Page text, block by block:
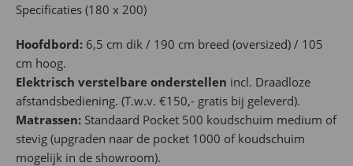
Specificaties (180 x 200)
Hoofdbord: 6,5 cm dik / 190 cm breed (oversized) / 105
cm hoog.
Elektrisch verstelbare onderstellen incl. Draadloze
afstandsbediening. (T.w.v. €150,- gratis bij geleverd).
Matrassen: Standaard Pocket 500 koudschuim medium of
stevig (upgraden naar de pocket 1000 of koudschuim
mogelijk in de showroom).